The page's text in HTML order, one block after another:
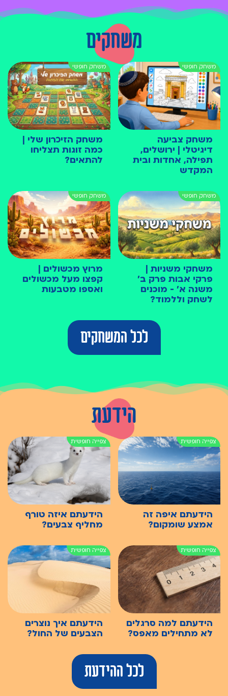
משחקים
משחק צביעה
דיגיטלי | ירושלים,
תפילה, אחדות ובית
המקדש
משחק הזיכרון שלי |
כמה זוגות תצליחו
להתאים?
משחקי משניות |
פרקי אבות פרק ב׳
משנה א׳ - מוכנים
לשחק וללמוד?
מרוץ מכשולים |
קפצו מעל מכשולים
ואספו מטבעות
לכל המשחקים
הידעת
הידעתם איפה זה
אמצע שומקום?
הידעתם איזה טורף
מחליף צבעים?
הידעתם למה סרגלים
לא מתחילים מאפס?
הידעתם איך נוצרים
הצבעים של החול?
לכל ההידעת